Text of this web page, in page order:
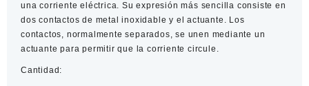
una corriente eléctrica. Su expresión más sencilla consiste en
dos contactos de metal inoxidable y el actuante. Los
contactos, normalmente separados, se unen mediante un
actuante para permitir que la corriente circule.
Cantidad: